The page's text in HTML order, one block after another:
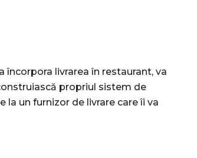
încorpora livrarea în restaurant, va
propriul sistem de
la un furnizor de livrare care îi va